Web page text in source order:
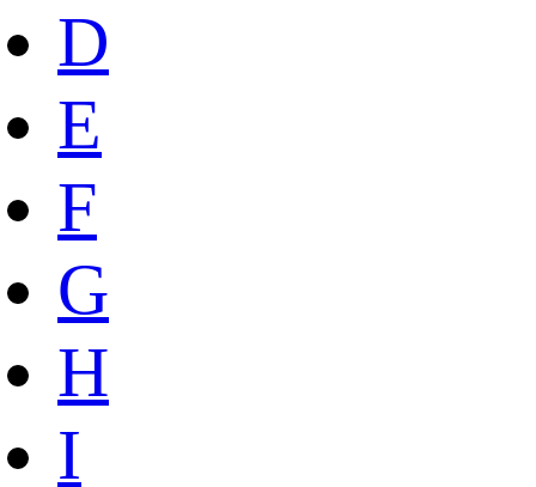
D
E
F
G
H
I